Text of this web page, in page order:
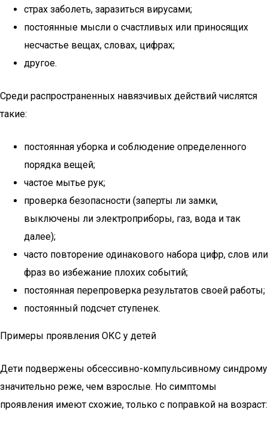
страх заболеть, заразиться вирусами;
постоянные мысли о счастливых или приносящих
несчастье вещах, словах, цифрах;
другое.
Среди распространенных навязчивых действий числятся
такие:
постоянная уборка и соблюдение определенного
порядка вещей;
частое мытье рук;
проверка безопасности (заперты ли замки,
выключены ли электроприборы, газ, вода и так
далее);
часто повторение одинакового набора цифр, слов или
фраз во избежание плохих событий;
постоянная перепроверка результатов своей работы;
постоянный подсчет ступенек.
Примеры проявления ОКС у детей
Дети подвержены обсессивно-компульсивному синдрому
значительно реже, чем взрослые. Но симптомы
проявления имеют схожие, только с поправкой на возраст: